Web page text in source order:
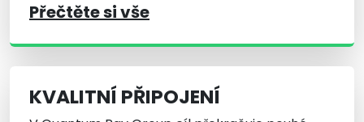
Přečtěte si vše
KVALITNÍ PŘIPOJENÍ